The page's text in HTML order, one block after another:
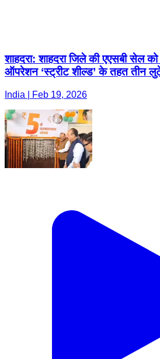
शाहदरा: शाहदरा जिले की एएसबी सेल
ऑपरेशन ‘स्ट्रीट शील्ड’ के तहत तीन
India | Feb 19, 2026